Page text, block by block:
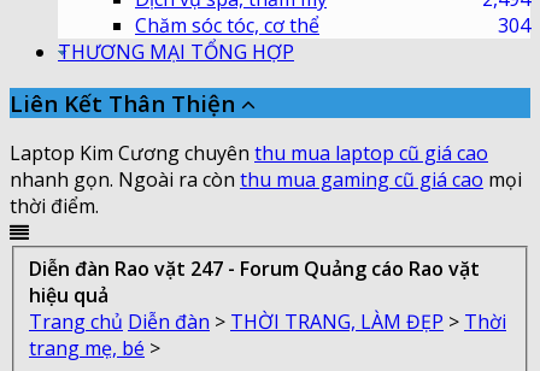
Chăm sóc tóc, cơ thể
304
THƯƠNG MẠI TỔNG HỢP
Liên Kết Thân Thiện
Laptop Kim Cương chuyên thu mua laptop cũ giá cao
nhanh gọn. Ngoài ra còn thu mua gaming cũ giá cao mọi
thời điểm.
Diễn đàn Rao vặt 247 - Forum Quảng cáo Rao vặt
hiệu quả
Trang chủ Diễn đàn > THỜI TRANG, LÀM ĐẸP > Thời
trang mẹ, bé >